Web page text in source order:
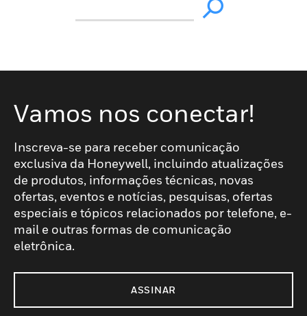
Vamos nos conectar!
Inscreva-se para receber comunicação
exclusiva da Honeywell, incluindo atualizações
de produtos, informações técnicas, novas
ofertas, eventos e notícias, pesquisas, ofertas
especiais e tópicos relacionados por telefone, e-
mail e outras formas de comunicação
eletrônica.
ASSINAR